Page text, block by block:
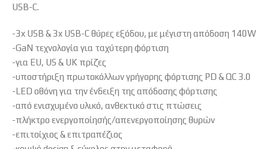
USB-C.
-3x USB & 3x USB-C θύρες εξόδου, με μέγιστη απόδοση 140W
-GaN τεχνολογία για ταχύτερη φόρτιση
-για EU, US & UK πρίζες
-υποστήριξη πρωτοκόλλων γρήγορης φόρτισης PD & QC 3.0
-LED οθόνη για την ένδειξη της απόδοσης φόρτισης
-από ενισχυμένο υλικό, ανθεκτικό στις πτώσεις
-πλήκτρο ενεργοποίησής/απενεργοποίησης θυρών
-επιτοίχιος & επιτραπέζιος